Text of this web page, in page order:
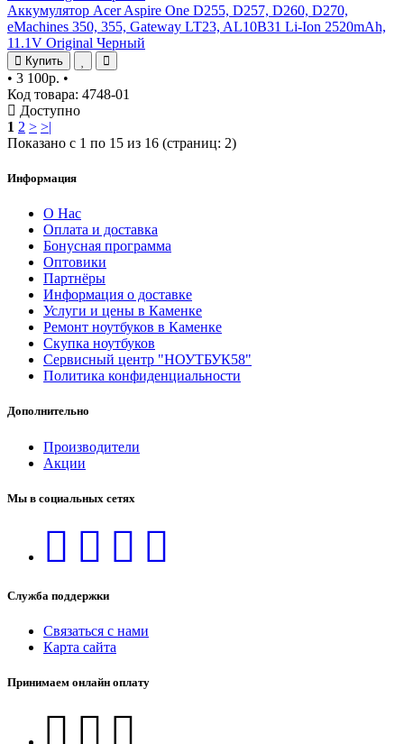
Аккумулятор Acer Aspire One D255, D257, D260, D270,
eMachines 350, 355, Gateway LT23, AL10B31 Li-Ion 2520mAh,
11.1V Original Черный
Купить
• 3 100р. •
Код товара: 4748-01
Доступно
1 2 > >|
Показано с 1 по 15 из 16 (страниц: 2)
Информация
О Нас
Оплата и доставка
Бонусная программа
Оптовики
Партнёры
Информация о доставке
Услуги и цены в Каменке
Ремонт ноутбуков в Каменке
Скупка ноутбуков
Сервисный центр "НОУТБУК58"
Политика конфиденциальности
Дополнительно
Производители
Акции
Мы в социальных сетях
Служба поддержки
Связаться с нами
Карта сайта
Принимаем онлайн оплату